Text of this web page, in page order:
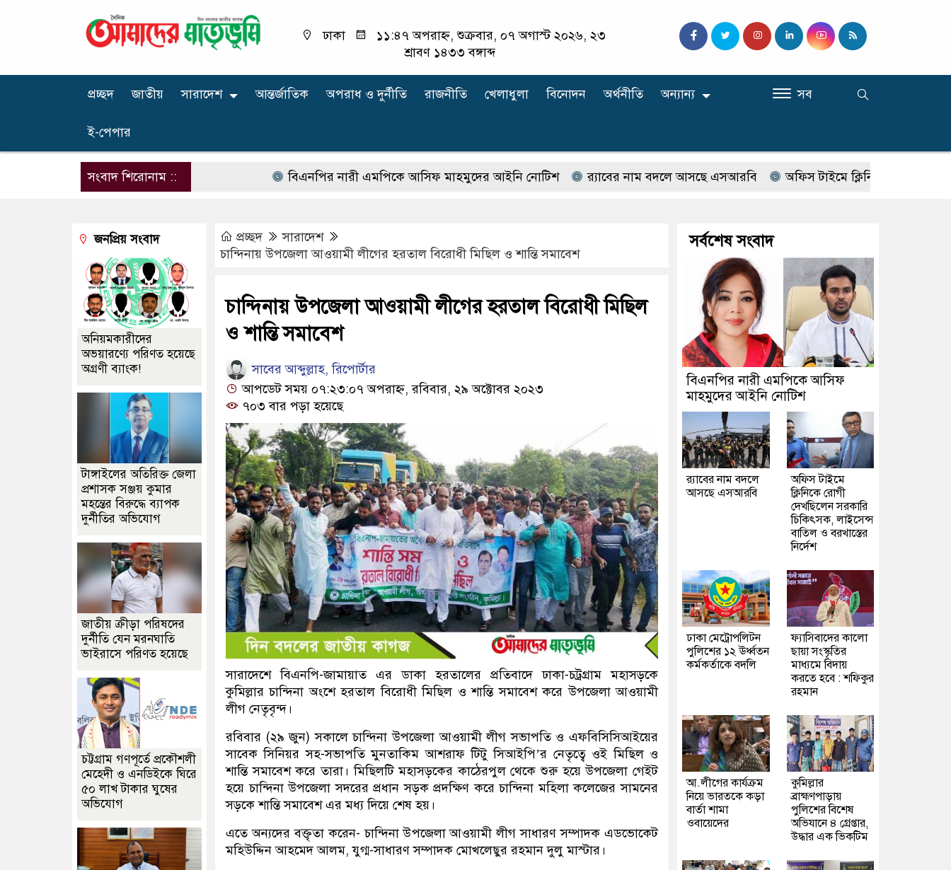
ঢাকা
১১:৪৭ অপরাহ্ন, শুক্রবার, ০৭ অগাস্ট ২০২৬, ২৩
শ্রাবণ ১৪৩৩ বঙ্গাব্দ
প্রচ্ছদ জাতীয় সারাদেশ আন্তর্জাতিক অপরাধ ‍ও দুর্নীতি রাজনীতি খেলাধুলা বিনোদন অর্থনীতি অন্যান্য
ই-পেপার
সব
সংবাদ শিরোনাম :: বিএনপির নারী এমপিকে আসিফ মাহমুদের আইনি নোটিশ র‍্যাবের নাম বদলে আসছে এসআরবি অফিস টাইমে ক্লিনিকে রোগী দেখছিলেন
প্রচ্ছদ
সারাদেশ
চান্দিনায় উপজেলা আওয়ামী লীগের হরতাল বিরোধী মিছিল ও শান্তি সমাবেশ
চান্দিনায় উপজেলা আওয়ামী লীগের হরতাল বিরোধী মিছিল
ও শান্তি সমাবেশ
সাবের আব্দুল্লাহ, রিপোর্টার
আপডেট সময় ০৭:২৩:০৭ অপরাহ্ন, রবিবার, ২৯ অক্টোবর ২০২৩
৭০৩ বার পড়া হয়েছে
সারাদেশে বিএনপি-জামায়াত এর ডাকা হরতালের প্রতিবাদে ঢাকা-চট্রগ্রাম মহাসড়কে
কুমিল্লার চান্দিনা অংশে হরতাল বিরোধী মিছিল ও শান্তি সমাবেশ করে উপজেলা আওয়ামী
লীগ নেতৃবৃন্দ।
রবিবার (২৯ জুন) সকালে চান্দিনা উপজেলা আওয়ামী লীগ সভাপতি ও এফবিসিসিআইয়ের
সাবেক সিনিয়র সহ-সভাপতি মুনতাকিম আশরাফ টিটু সিআইপি’র নেতৃত্বে ওই মিছিল ও
শান্তি সমাবেশ করে তারা। মিছিলটি মহাসড়কের কাঠেরপুল থেকে শুরু হয়ে উপজেলা গেইট
হয়ে চান্দিনা উপজেলা সদরের প্রধান সড়ক প্রদক্ষিণ করে চান্দিনা মহিলা কলেজের সামনের
সড়কে শান্তি সমাবেশ এর মধ্য দিয়ে শেষ হয়।
এতে অন্যদের বক্তৃতা করেন- চান্দিনা উপজেলা আওয়ামী লীগ সাধারণ সম্পাদক এডভোকেট
মহিউদ্দিন আহমেদ আলম, যুগ্ম-সাধারণ সম্পাদক মোখলেছুর রহমান দুলু মাস্টার।
জনপ্রিয় সংবাদ
অনিয়মকারীদের
অভয়ারণ্যে পরিণত হয়েছে
অগ্রণী ব্যাংক!
টাঙ্গাইলের অতিরিক্ত জেলা
প্রশাসক সঞ্জয় কুমার
মহন্তের বিরুদ্ধে ব্যাপক
দুর্নীতির অভিযোগ
জাতীয় ক্রীড়া পরিষদের
দুর্নীতি যেন মরনঘাতি
ভাইরাসে পরিণত হয়েছে
চট্টগ্রাম গণপূর্তে প্রকৌশলী
মেহেদী ও এনডিইকে ঘিরে
৫০ লাখ টাকার ঘুষের
অভিযোগ
সর্বশেষ সংবাদ
বিএনপির নারী এমপিকে আসিফ
মাহমুদের আইনি নোটিশ
র‍্যাবের নাম বদলে
আসছে এসআরবি
অফিস টাইমে
ক্লিনিকে রোগী
দেখছিলেন সরকারি
চিকিৎসক, লাইসেন্স
বাতিল ও বরখাস্তের
নির্দেশ
ঢাকা মেট্রোপলিটন
পুলিশের ১২ ঊর্ধ্বতন
কর্মকর্তাকে বদলি
ফ্যাসিবাদের কালো
ছায়া সংস্কৃতির
মাধ্যমে বিদায়
করতে হবে : শফিকুর
রহমান
আ.লীগের কার্যক্রম
নিয়ে ভারতকে কড়া
বার্তা শামা
ওবায়েদের
কুমিল্লার
ব্রাহ্মণপাড়ায়
পুলিশের বিশেষ
অভিযানে ৪ গ্রেপ্তার,
উদ্ধার এক ভিকটিম